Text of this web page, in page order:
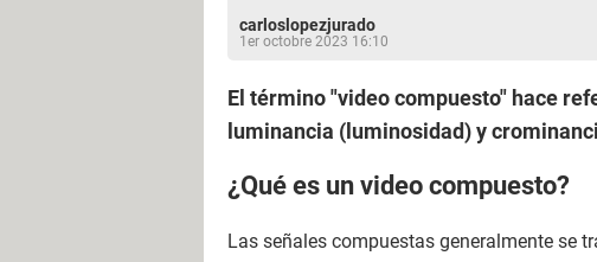
carloslopezjurado
1er octobre 2023 16:10
El término "video compuesto" hace
luminancia (luminosidad) y
¿Qué es un video compuesto?
Las señales compuestas generalmente se